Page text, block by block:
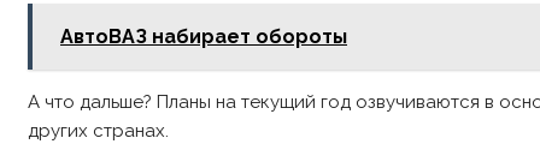
АвтоВАЗ набирает обороты
А что дальше? Планы на текущий год озвучиваются в
других странах.